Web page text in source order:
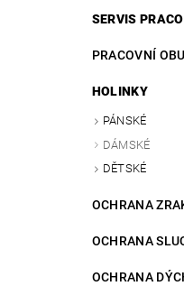
SERVIS
PRACOVNÍ
HOLINKY
PÁNSKÉ
DÁMSKÉ
DĚTSKÉ
OCHRANA
OCHRANA
OCHRANA